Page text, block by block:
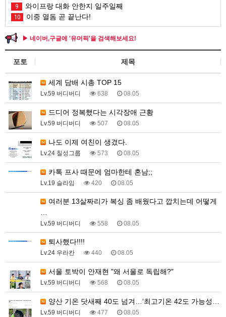
9 와이프랑 대화 안한지 일주일째
10 이중 열돔 곧 끝난다!
▶ 네이버,구글에 '유머픽'을 검색해보세요!
포토 제목
세계 담배 시총 TOP 15
Lv.59 버디버디 638 08.05
드디어 정복했다는 시각장애 근황
Lv.59 버디버디 507 08.05
나도 이제 여친이 생겼다.
Lv.24 칠성그룹 573 08.05
카톡 프사 때문에 엄마한테 혼남;;
Lv.19 슬라임 420 08.05
Lv.59 버디버디 558 08.05
퇴사했다!!!!
Lv.24 우라칸 440 08.05
서울 토박이 안재현 "왜 서울로 독립해?"
Lv.59 버디버디 568 08.05
양산 기온 닷새째 40도 넘겨…‘최고기온 42도 가능성…
Lv.59 버디버디 477 08.05